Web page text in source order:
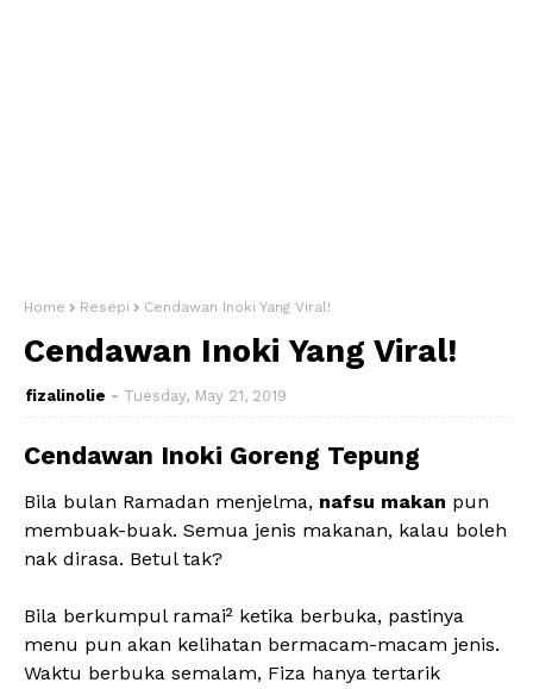
Home Resepi Cendawan Inoki Yang Viral!
Cendawan Inoki Yang Viral!
fizalinolie Tuesday, May 21, 2019
Cendawan Inoki Goreng Tepung
Bila bulan Ramadan menjelma, nafsu makan pun
membuak-buak. Semua jenis makanan, kalau boleh
nak dirasa. Betul tak?
Bila berkumpul ramai² ketika berbuka, pastinya
menu pun akan kelihatan bermacam-macam jenis.
Waktu berbuka semalam, Fiza hanya tertarik